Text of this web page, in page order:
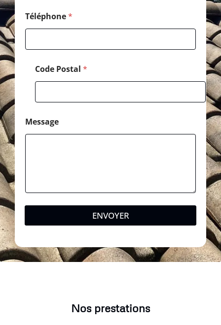
Téléphone*
i
l
P
o
s
t
a
l
Code Postal *
Message
ENVOYER
Nos prestations